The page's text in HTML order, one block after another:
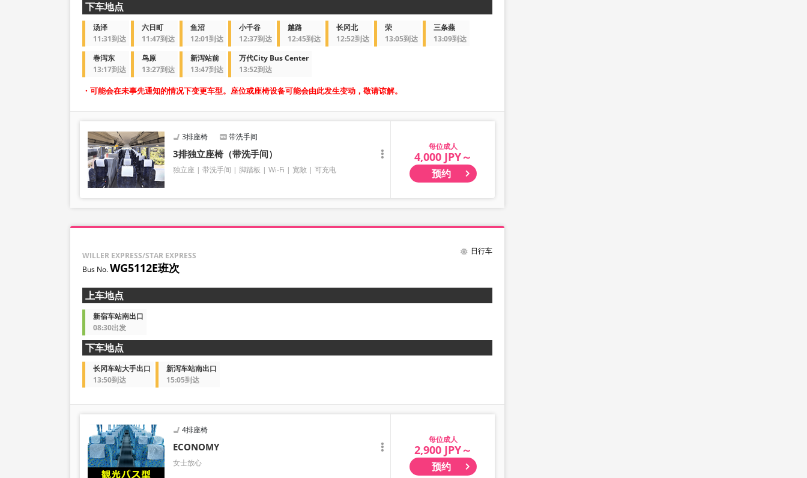
下车地点
汤泽
11:31到达
六日町
11:47到达
鱼沼
12:01到达
小千谷
12:37到达
越路
12:45到达
长冈北
12:52到达
荣
13:05到达
三条燕
13:09到达
巻泻东
13:17到达
鸟原
13:27到达
新泻站前
13:47到达
万代City Bus Center
13:52到达
・可能会在未事先通知的情况下变更车型。座位或座椅设备可能会由此发生变动，敬请谅解。
3排座椅 带洗手间
3排独立座椅（带洗手间）
独立座 带洗手间 脚踏板 Wi-Fi 宽敞 可充电
成人
4,000 JPY～
预约
WILLER EXPRESS/STAR EXPRESS
WG5112E班次
日行车
上车地点
新宿车站南出口
08:30出发
下车地点
长冈车站大手出口
13:50到达
新泻车站南出口
15:05到达
4排座椅
ECONOMY
女士放心
成人
2,900 JPY～
预约